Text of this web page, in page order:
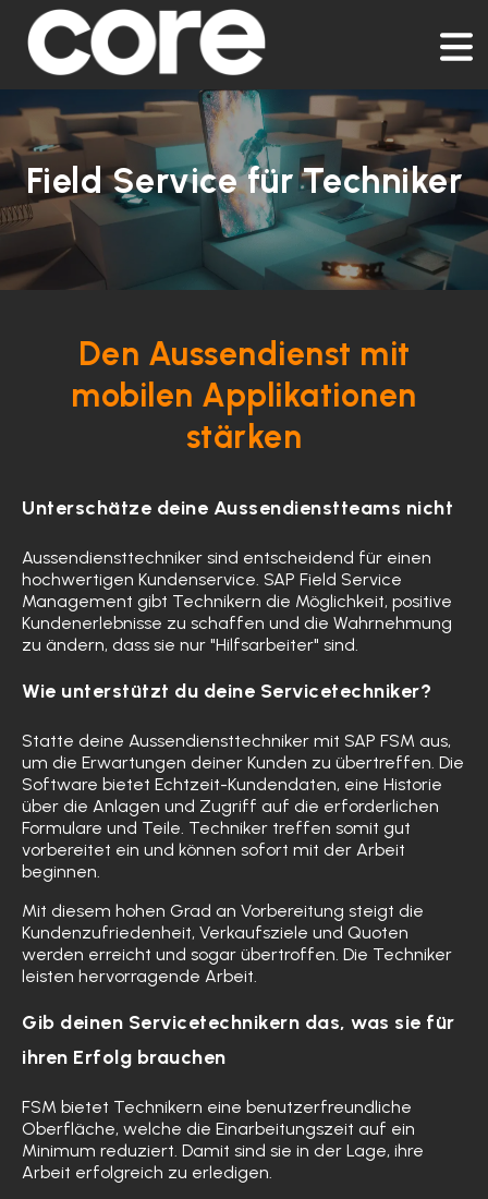
Field Service für Techniker
Den Aussendienst mit
mobilen Applikationen
stärken
Unterschätze deine Aussendienstteams nicht
Aussendiensttechniker sind entscheidend für einen
hochwertigen Kundenservice. SAP Field Service
Management gibt Technikern die Möglichkeit, positive
Kundenerlebnisse zu schaffen und die Wahrnehmung
zu ändern, dass sie nur "Hilfsarbeiter" sind.
Wie unterstützt du deine Servicetechniker?
Statte deine Aussendiensttechniker mit SAP FSM aus,
um die Erwartungen deiner Kunden zu übertreffen. Die
Software bietet Echtzeit-Kundendaten, eine Historie
über die Anlagen und Zugriff auf die erforderlichen
Formulare und Teile. Techniker treffen somit gut
vorbereitet ein und können sofort mit der Arbeit
beginnen.
Mit diesem hohen Grad an Vorbereitung steigt die
Kundenzufriedenheit, Verkaufsziele und Quoten
werden erreicht und sogar übertroffen. Die Techniker
leisten hervorragende Arbeit.
Gib deinen Servicetechnikern das, was sie für
ihren Erfolg brauchen
FSM bietet Technikern eine benutzerfreundliche
Oberfläche, welche die Einarbeitungszeit auf ein
Minimum reduziert. Damit sind sie in der Lage, ihre
Arbeit erfolgreich zu erledigen.